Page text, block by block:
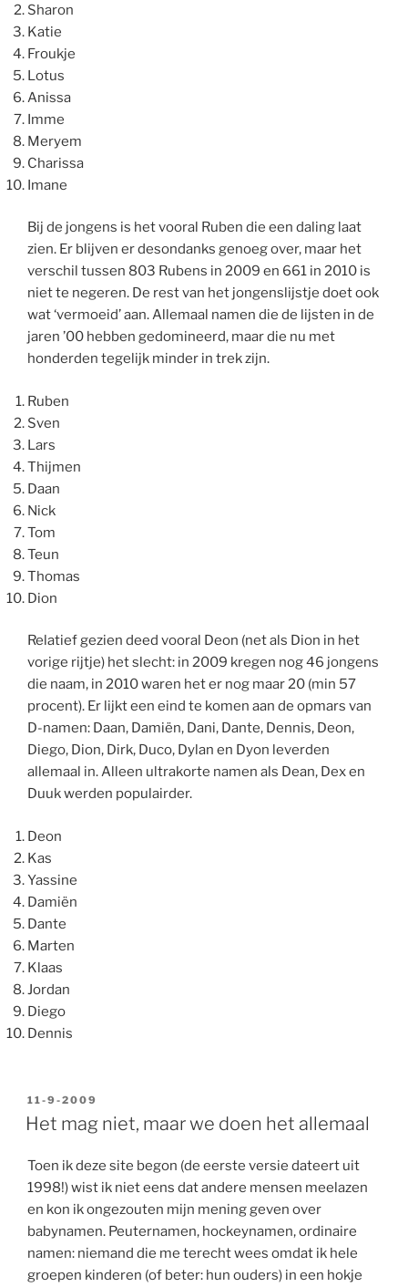
Sharon
Katie
Froukje
Lotus
Anissa
Imme
Meryem
Charissa
Imane
Bij de jongens is het vooral Ruben die een daling laat
zien. Er blijven er desondanks genoeg over, maar het
verschil tussen 803 Rubens in 2009 en 661 in 2010 is
niet te negeren. De rest van het jongenslijstje doet ook
wat ‘vermoeid’ aan. Allemaal namen die de lijsten in de
jaren ’00 hebben gedomineerd, maar die nu met
honderden tegelijk minder in trek zijn.
Ruben
Sven
Lars
Thijmen
Daan
Nick
Tom
Teun
Thomas
Dion
Relatief gezien deed vooral Deon (net als Dion in het
vorige rijtje) het slecht: in 2009 kregen nog 46 jongens
die naam, in 2010 waren het er nog maar 20 (min 57
procent). Er lijkt een eind te komen aan de opmars van
D-namen: Daan, Damiën, Dani, Dante, Dennis, Deon,
Diego, Dion, Dirk, Duco, Dylan en Dyon leverden
allemaal in. Alleen ultrakorte namen als Dean, Dex en
Duuk werden populairder.
Deon
Kas
Yassine
Damiën
Dante
Marten
Klaas
Jordan
Diego
Dennis
GEPLAATST
OP
11-9-2009
Het mag niet, maar we doen het allemaal
Toen ik deze site begon (de eerste versie dateert uit
1998!) wist ik niet eens dat andere mensen meelazen
en kon ik ongezouten mijn mening geven over
babynamen. Peuternamen, hockeynamen, ordinaire
namen: niemand die me terecht wees omdat ik hele
groepen kinderen (of beter: hun ouders) in een hokje